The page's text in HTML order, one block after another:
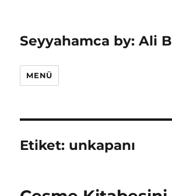
Seyyahamca by: Ali
MENÜ
Etiket: unkapanı